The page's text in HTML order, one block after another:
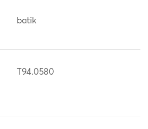
batik
T94.0580